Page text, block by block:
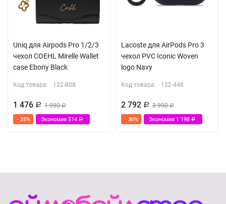
Uniq для Airpods Pro 1/2/3
чехол COEHL Mirelle Wallet
case Ebony Black
Код товара: 122-808
1 476 Р 1 990Р
- 25% Экономия 514 Р
Lacoste для AirPods Pro 3
чехол PVC Iconic Woven
logo Navy
Код товара: 122-448
2 792 Р 3 990Р
- 30% Экономия 1 198 Р